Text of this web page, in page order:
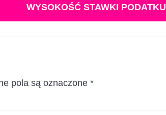
WYSOKOŚĆ STAWKI PODATKU
pola są oznaczone *